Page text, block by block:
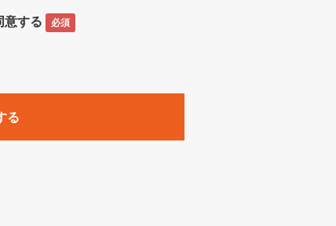
や内容が変更された場合、変更後のサービスを含
トやキャンペーンをいいます。
」「ECzine」「Biz/Zine」「HRzine」
意する 必須
る